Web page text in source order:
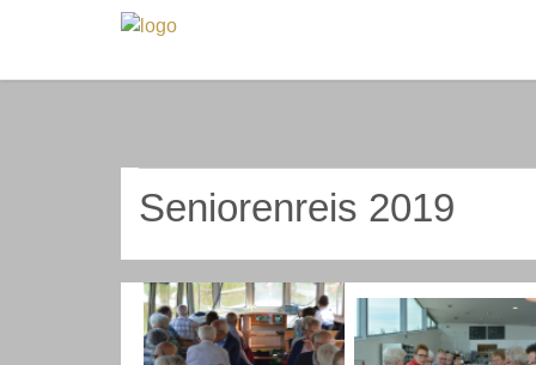
Seniorenreis 2019